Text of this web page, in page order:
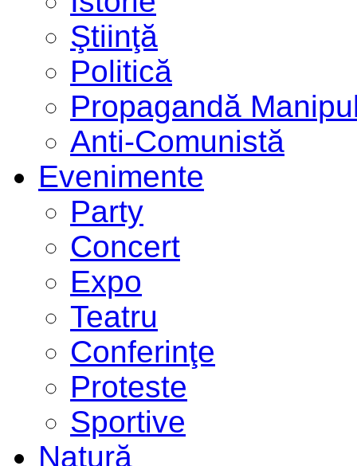
Ştiinţă
Politică
Propagandă
Anti-Comunistă
Evenimente
Party
Concert
Expo
Teatru
Conferinţe
Proteste
Sportive
Natură